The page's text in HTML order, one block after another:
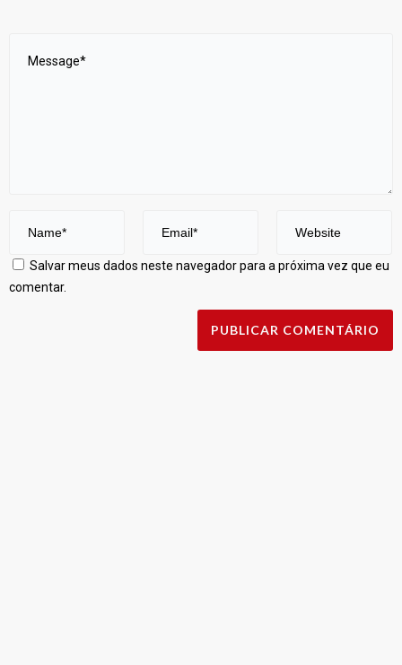
Salvar meus dados neste navegador para a próxima vez que eu
comentar.